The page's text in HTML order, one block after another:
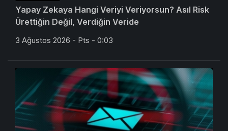
Yapay Zekaya Hangi Veriyi Veriyorsun? Asıl Risk
Ürettiğin Değil, Verdiğin Veride
3 Ağustos 2026 - Pts - 0:03